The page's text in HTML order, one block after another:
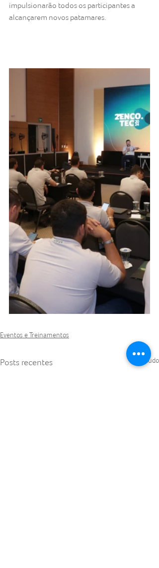
impulsionarão todos os participantes a
alcançarem novos patamares.
Eventos e Treinamentos
Posts recentes Ver tudo